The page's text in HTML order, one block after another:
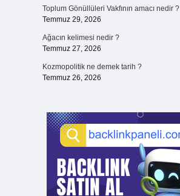
Toplum Gönüllüleri Vakfının amacı nedir ?
Temmuz 29, 2026
Ağacın kelimesi nedir ?
Temmuz 27, 2026
Kozmopolitik ne demek tarih ?
Temmuz 26, 2026